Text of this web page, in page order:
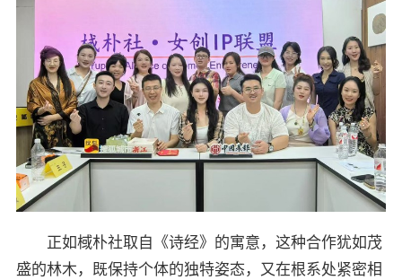
正如棫朴社取自《诗经》的寓意，这种合作犹如茂
盛的林木，既保持个体的独特姿态，又在根系处紧密相